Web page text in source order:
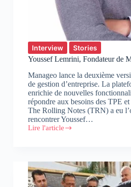
Interview
Stories
Youssef Lemrini, Fondateur de
Manageo lance la deuxième
de gestion d’entreprise. La
enrichie de nouvelles
répondre aux besoins des TPE
The Rolling Notes (TRN) a eu
rencontrer Youssef…
Lire l'article
Youssef
Manageo